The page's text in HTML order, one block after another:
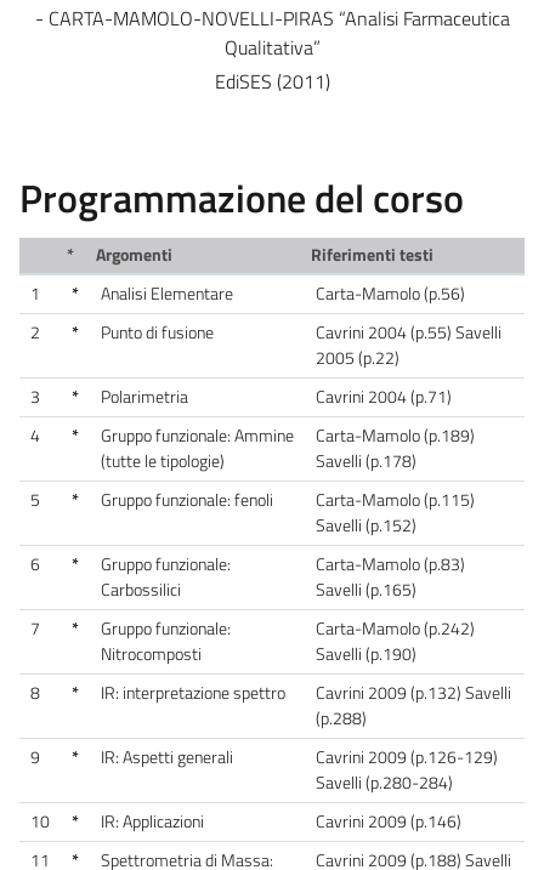
- CARTA-MAMOLO-NOVELLI-PIRAS “Analisi Farmaceutica
Qualitativa”
EdiSES (2011)
Programmazione del corso
* Argomenti
Riferimenti testi
1
* Analisi Elementare
Carta-Mamolo (p.56)
2
* Punto di fusione
Cavrini 2004 (p.55) Savelli
2005 (p.22)
3
* Polarimetria
Cavrini 2004 (p.71)
4
*
Gruppo funzionale: Ammine
(tutte le tipologie)
Carta-Mamolo (p.189)
Savelli (p.178)
5
* Gruppo funzionale: fenoli
Carta-Mamolo (p.115)
Savelli (p.152)
6
*
Gruppo funzionale:
Carbossilici
Carta-Mamolo (p.83)
Savelli (p.165)
7
*
Gruppo funzionale:
Nitrocomposti
Carta-Mamolo (p.242)
Savelli (p.190)
8
* IR: interpretazione spettro
Cavrini 2009 (p.132) Savelli
(p.288)
9
* IR: Aspetti generali
Cavrini 2009 (p.126-129)
Savelli (p.280-284)
10
* IR: Applicazioni
Cavrini 2009 (p.146)
11
* Spettrometria di Massa: Cavrini 2009 (p.188) Savelli